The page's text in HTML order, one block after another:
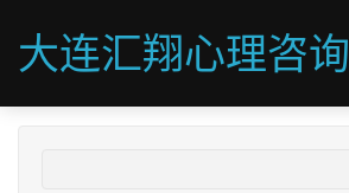
大连汇翔心理咨询